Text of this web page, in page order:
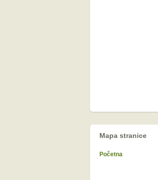
Mapa stranice
Početna